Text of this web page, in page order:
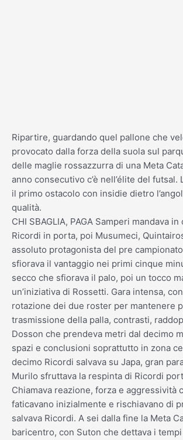
Ripartire, guardando quel pallone che
provocato dalla forza della suola sul
delle maglie rossazzurra di una Meta
anno consecutivo c’è nell’élite del
il primo ostacolo con insidie dietro
qualità.
CHI SBAGLIA, PAGA Samperi mandava
Ricordi in porta, poi Musumeci,
assoluto protagonista del pre
sfiorava il vantaggio nei primi cinque
secco che sfiorava il palo, poi un tocco
un’iniziativa di Rossetti. Gara intensa,
rotazione dei due roster per mantenere
trasmissione della palla, contrasti,
Dosson che prendeva metri dal decimo
spazi e conclusioni soprattutto in zona
decimo Ricordi salvava su Japa, gran
Murilo sfruttava la respinta di Ricordi
Chiamava reazione, forza e aggressività
faticavano inizialmente e rischiavano di
salvava Ricordi. A sei dalla fine la Meta
baricentro, con Suton che dettava i